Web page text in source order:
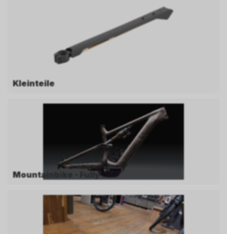
Kleinteile
Mountainbike - Fully